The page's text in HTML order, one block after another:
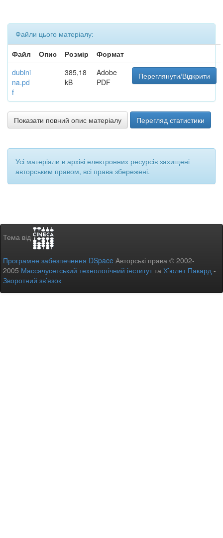
Файли цього матеріалу:
Файл
Опис Розмір
Формат
dubini
na.pd
f
385,18
kB
Adobe
PDF
Переглянути/Відкрити
Показати повний опис матеріалу Перегляд статистики
Усі матеріали в архіві електронних ресурсів захищені
авторським правом, всі права збережені.
Тема від
Програмне забезпечення DSpace Авторські права © 2002-
2005 Массачусетський технологічний інститутта Х’юлет Пакард -
Зворотний зв’язок